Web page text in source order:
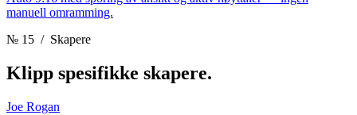
manuell omramming.
№ 15 / Skapere
Klipp spesifikke skapere.
Joe Rogan